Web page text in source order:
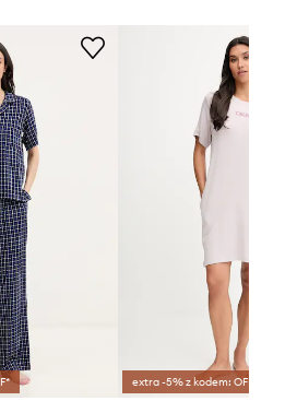
extra -5% z kodem: OFF*